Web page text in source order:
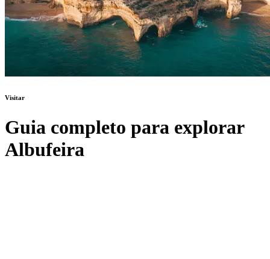
Visitar
Guia completo para explorar
Albufeira